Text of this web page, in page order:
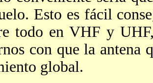
Esto es fácil
todo en VHF y
con que la antena
global.